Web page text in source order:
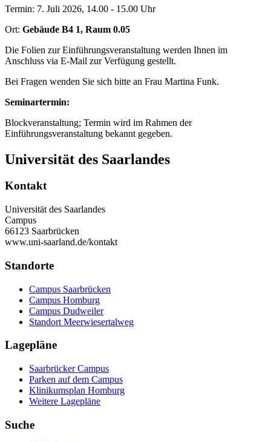
Termin: 7. Juli 2026, 14.00 - 15.00 Uhr
Ort: Gebäude B4 1, Raum 0.05
Die Folien zur Einführungsveranstaltung werden Ihnen im
Anschluss via E-Mail zur Verfügung gestellt.
Bei Fragen wenden Sie sich bitte an Frau Martina Funk.
Seminartermin:
Blockveranstaltung; Termin wird im Rahmen der
Einführungsveranstaltung bekannt gegeben.
Universität des Saarlandes
Kontakt
Universität des Saarlandes
Campus
66123 Saarbrücken
www.uni-saarland.de/kontakt
Standorte
Campus Saarbrücken
Campus Homburg
Campus Dudweiler
Standort Meerwiesertalweg
Lagepläne
Saarbrücker Campus
Parken auf dem Campus
Klinikumsplan Homburg
Weitere Lagepläne
Suche